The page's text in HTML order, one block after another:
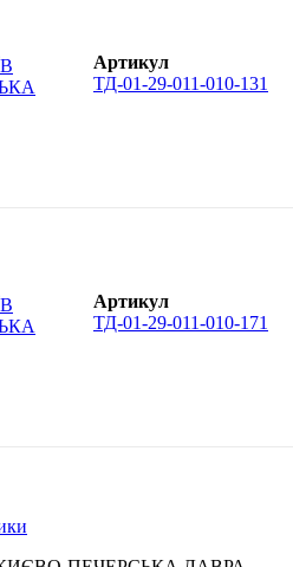
Артикул
ТД-01-29-011-010-131
Артикул
ТД-01-29-011-010-171